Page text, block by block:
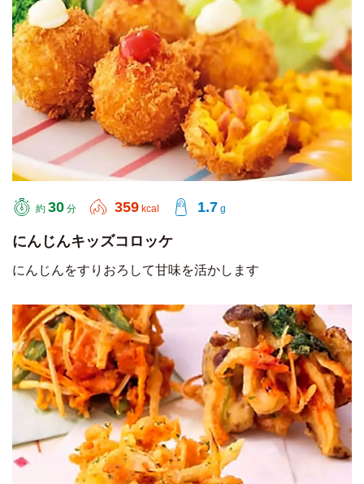
約 30 分 359 kcal 1.7 g
にんじんキッズコロッケ
にんじんをすりおろして甘味を活かします